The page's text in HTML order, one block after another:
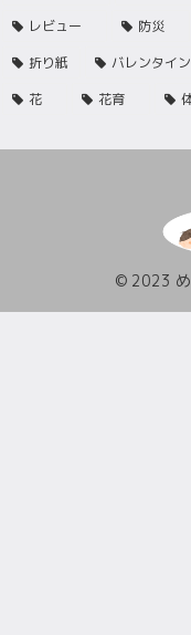
レビュー
防災
折り紙
バレンタイン
花
花育
© 2023 め